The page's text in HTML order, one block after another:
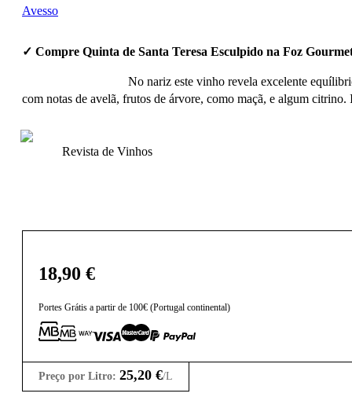
Avesso
✓ Compre Quinta de Santa Teresa Esculpido na Foz
No nariz este vinho revela excelente
com notas de avelã, frutos de árvore, como maçã, e algum
Revista de Vinhos
18,90 €
Portes Grátis a partir de 100€ (Portugal continental)
Preço por Litro: 25,20 €/L